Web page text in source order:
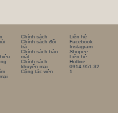
Chính sách
Chính sách đổi
trà
Chính sách bảo
mật
Chính sách
khuyến mại
Cộng tác viên
Liên hệ
Facebook
Instagram
Shopee
Liên hệ
Hotline:
0914.951.32
1